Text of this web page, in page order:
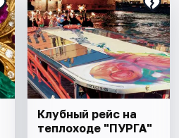
Клубный рейс на
теплоходе "ПУРГА"